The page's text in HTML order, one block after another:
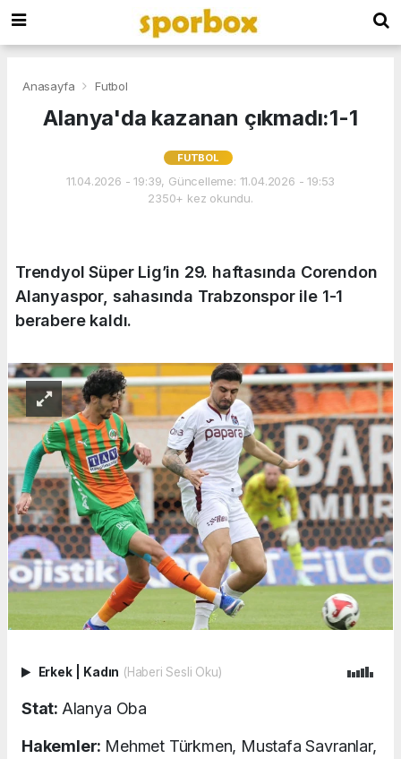
Anasayfa Futbol
Alanya'da kazanan çıkmadı:1-1
FUTBOL
11.04.2026 - 19:39, Güncelleme: 11.04.2026 - 19:53
2350+ kez okundu.
Trendyol Süper Lig’in 29. haftasında Corendon
Alanyaspor, sahasında Trabzonspor ile 1-1
berabere kaldı.
Erkek Kadın (Haberi Sesli Oku)
Stat: Alanya Oba
Hakemler: Mehmet Türkmen, Mustafa Savranlar,